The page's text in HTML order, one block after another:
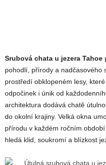
Srubová chata u jezera Tahoe
pohodlí, přírody a nadčasového
prostředí obklopeném lesy,
odpočinek i únik od
architektura dodává chatě
do okolní krajiny. Velká okna
přírodu v každém ročním
hledá klid, soukromí a blízkost